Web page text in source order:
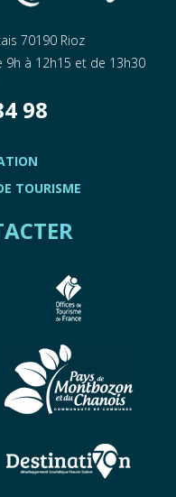
70190 Rioz
9h à 12h15 et de 13h30
98
TOURISME